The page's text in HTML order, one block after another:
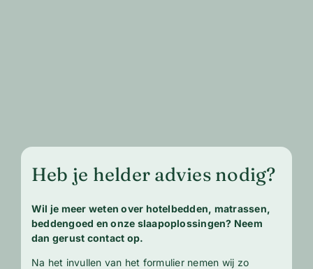
Heb je helder advies nodig?
Wil je meer weten over hotelbedden, matrassen,
beddengoed en onze slaapoplossingen? Neem
dan gerust contact op.
Na het invullen van het formulier nemen wij zo